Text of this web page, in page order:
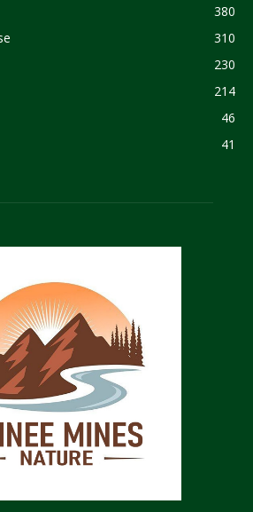
380
310
230
214
46
41